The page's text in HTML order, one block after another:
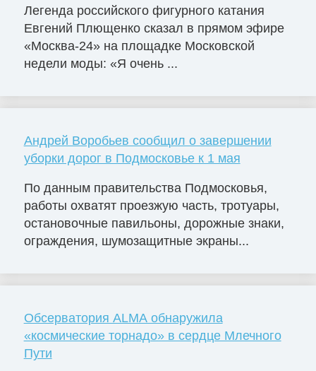
Легенда российского фигурного катания
Евгений Плющенко сказал в прямом эфире
«Москва-24» на площадке Московской
недели моды: «Я очень ...
Андрей Воробьев сообщил о завершении
уборки дорог в Подмосковье к 1 мая
По данным правительства Подмосковья,
работы охватят проезжую часть, тротуары,
остановочные павильоны, дорожные знаки,
ограждения, шумозащитные экраны...
Обсерватория ALMA обнаружила
«космические торнадо» в сердце Млечного
Пути